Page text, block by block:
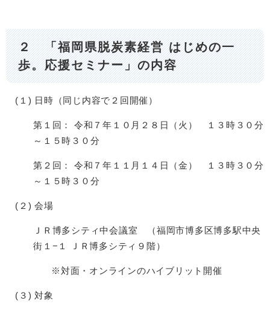
２ 「福岡県脱炭素経営 はじめの一
歩。応援セミナー」の内容
(１) 日時（同じ内容で２回開催）
第１回： 令和７年１０月２８日（火） １３時３０分
～１５時３０分
第２回： 令和７年１１月１４日（金） １３時３０分
～１５時３０分
(２) 会場
ＪＲ博多シティ中会議室 （福岡市博多区博多駅中央
街１−１ ＪＲ博多シティ９階）
※対面・オンラインのハイブリット開催
(３) 対象